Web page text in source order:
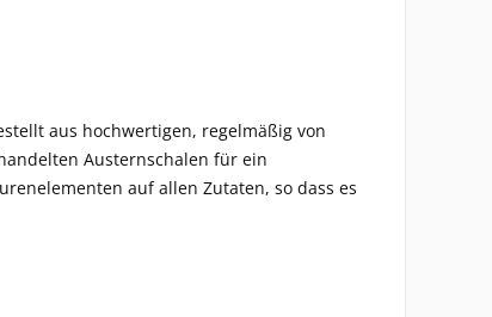
aus hochwertigen, regelmäßig von
Austernschalen für ein
auf allen Zutaten, so dass es